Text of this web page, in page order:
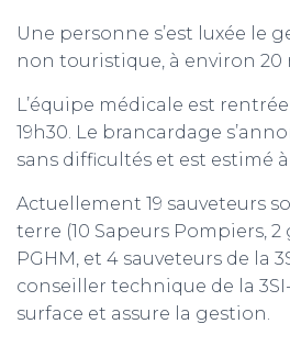
Une personne s’est luxée le
non touristique, à environ 20
L’équipe médicale est
19h30. Le brancardage
sans difficultés et est estimé à
Actuellement 19 sauveteurs
terre (10 Sapeurs Pompiers,
PGHM, et 4 sauveteurs de la
conseiller technique de la
surface et assure la gestion.